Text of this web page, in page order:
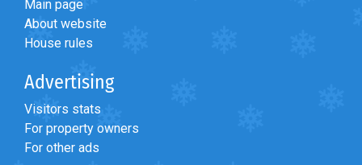
Main page
About website
House rules
Advertising
Visitors stats
For property owners
For other ads